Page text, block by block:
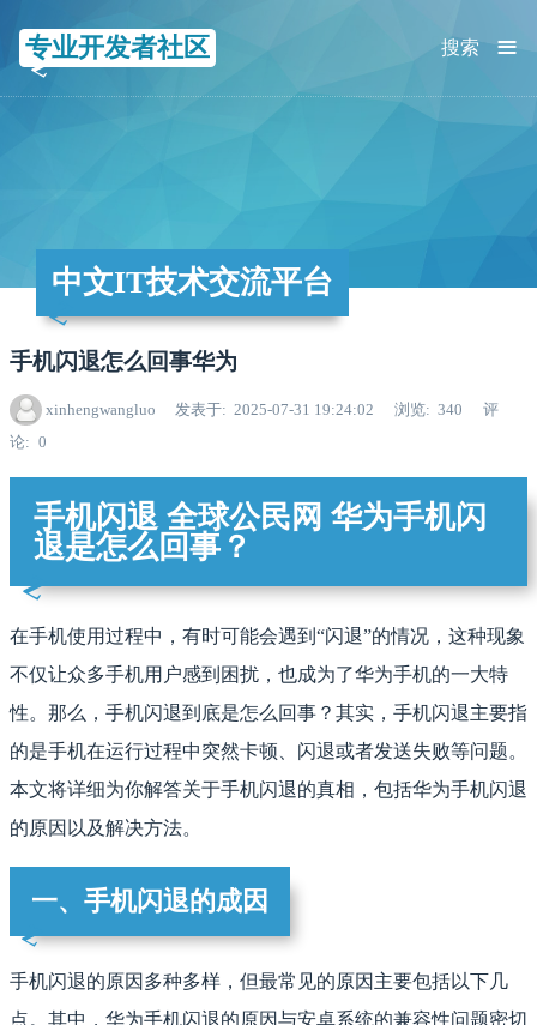
专业开发者社区 ≡
搜索
中文IT技术交流平台
手机闪退怎么回事华为
xinhengwangluo 发表于 2025-07-31 19:24:02 浏览 340
评
论
0
手机闪退 全球公民网 华为手机闪
退是怎么回事？
在手机使用过程中，有时可能会遇到“闪退”的情况，这种现象
不仅让众多手机用户感到困扰，也成为了华为手机的一大特
性。那么，手机闪退到底是怎么回事？其实，手机闪退主要指
的是手机在运行过程中突然卡顿、闪退或者发送失败等问题。
本文将详细为你解答关于手机闪退的真相，包括华为手机闪退
的原因以及解决方法。
一、手机闪退的成因
手机闪退的原因多种多样，但最常见的原因主要包括以下几
点。其中，华为手机闪退的原因与安卓系统的兼容性问题密切